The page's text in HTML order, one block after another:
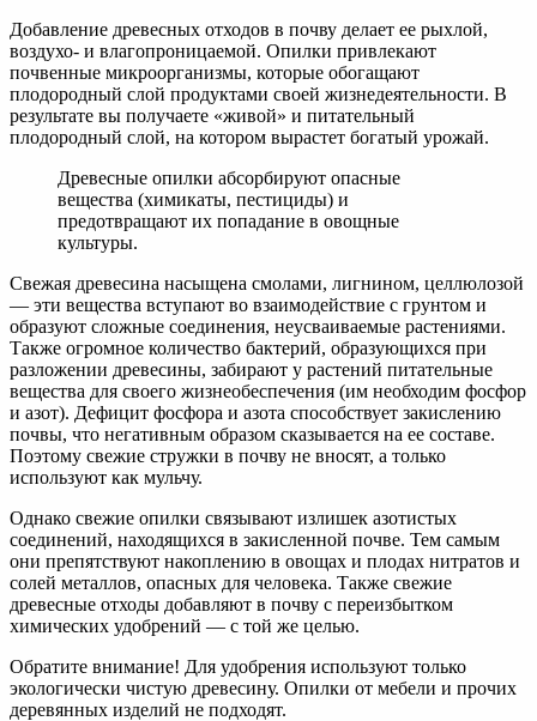
Добавление древесных отходов в почву делает ее рыхлой,
воздухо- и влагопроницаемой. Опилки привлекают
почвенные микроорганизмы, которые обогащают
плодородный слой продуктами своей жизнедеятельности. В
результате вы получаете «живой» и питательный
плодородный слой, на котором вырастет богатый урожай.
Древесные опилки абсорбируют опасные
вещества (химикаты, пестициды) и
предотвращают их попадание в овощные
культуры.
Свежая древесина насыщена смолами, лигнином, целлюлозой
— эти вещества вступают во взаимодействие с грунтом и
образуют сложные соединения, неусваиваемые растениями.
Также огромное количество бактерий, образующихся при
разложении древесины, забирают у растений питательные
вещества для своего жизнеобеспечения (им необходим фосфор
и азот). Дефицит фосфора и азота способствует закислению
почвы, что негативным образом сказывается на ее составе.
Поэтому свежие стружки в почву не вносят, а только
используют как мульчу.
Однако свежие опилки связывают излишек азотистых
соединений, находящихся в закисленной почве. Тем самым
они препятствуют накоплению в овощах и плодах нитратов и
солей металлов, опасных для человека. Также свежие
древесные отходы добавляют в почву с переизбытком
химических удобрений — с той же целью.
Обратите внимание! Для удобрения используют только
экологически чистую древесину. Опилки от мебели и прочих
деревянных изделий не подходят.